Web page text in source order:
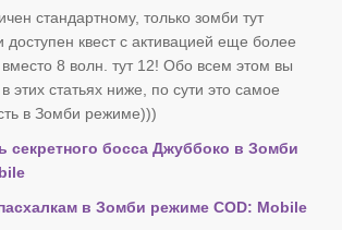
стандартному, только зомби тут
доступен квест с активацией еще более
8 волн. тут 12! Обо всем этом вы
этих статьях ниже, по сути это самое
в Зомби режиме)))
секретного босса Джуббоко в Зомби
в Зомби режиме COD: Mobile